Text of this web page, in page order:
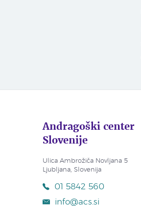
Andragoški center
Slovenije
Ulica Ambrožiča Novljana 5
Ljubljana, Slovenija
01 5842 560
info@acs.si